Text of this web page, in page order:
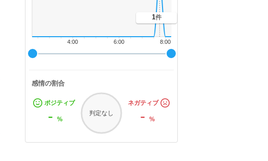
8:00
6:00
4:00
1件
感情の割合
ポジティブ
- %
判定なし
ネガティブ
-%